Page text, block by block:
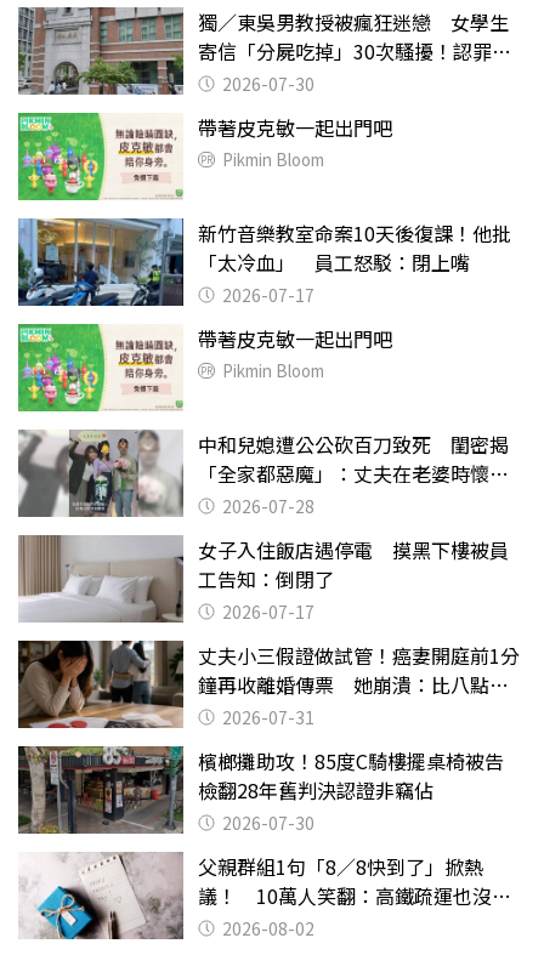
獨／東吳男教授被瘋狂迷戀 女學生
寄信「分屍吃掉」30次騷擾！認罪免
關 2026-07-30
帶著皮克敏一起出門吧
Pikmin Bloom
新竹音樂教室命案10天後復課！他批
「太冷血」 員工怒駁：閉上嘴
2026-07-17
帶著皮克敏一起出門吧
Pikmin Bloom
中和兒媳遭公公砍百刀致死 閨密揭
「全家都惡魔」：丈夫在老婆時懷孕
摔東西
2026-07-28
女子入住飯店遇停電 摸黑下樓被員
工告知：倒閉了
2026-07-17
丈夫小三假證做試管！癌妻開庭前1分
鐘再收離婚傳票 她崩潰：比八點檔
還扯2026-07-31
檳榔攤助攻！85度C騎樓擺桌椅被告
檢翻28年舊判決認證非竊佔
2026-07-30
父親群組1句「8／8快到了」掀熱
議！ 10萬人笑翻：高鐵疏運也沒列
父親節
2026-08-02